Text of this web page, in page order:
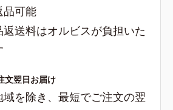
品可能
送料はオルビスが負担いた
文翌日お届け
域を除き、最短でご注文の翌